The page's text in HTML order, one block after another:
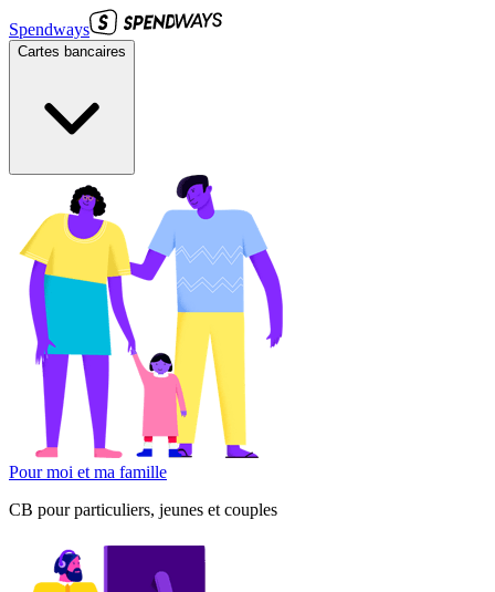
Spendways
Cartes bancaires
Pour moi et ma famille
CB pour particuliers, jeunes et couples